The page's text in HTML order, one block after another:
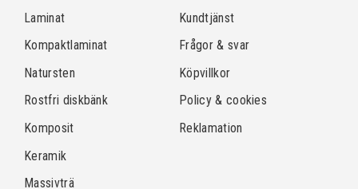
Laminat
Kompaktlaminat
Natursten
Rostfri diskbänk
Komposit
Keramik
Massivträ
Kundtjänst
Frågor & svar
Köpvillkor
Policy & cookies
Reklamation